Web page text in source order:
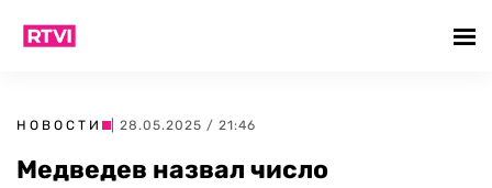
НОВОСТИ | 28.05.2025 / 21:46
Медведев назвал число